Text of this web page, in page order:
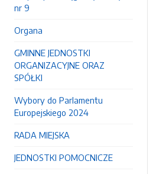
nr 9
Organa
GMINNE JEDNOSTKI
ORGANIZACYJNE ORAZ
SPÓŁKI
Wybory do Parlamentu
Europejskiego 2024
RADA MIEJSKA
JEDNOSTKI POMOCNICZE